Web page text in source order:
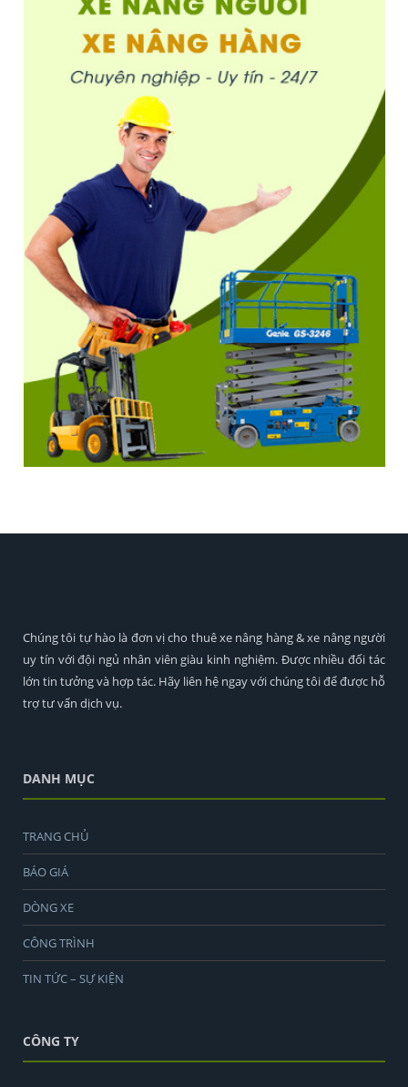
Chúng tôi tự hào là đơn vị cho thuê xe nâng hàng & xe nâng người
uy tín với đội ngủ nhân viên giàu kinh nghiệm. Được nhiều đối tác
lớn tin tưởng và hợp tác. Hãy liên hệ ngay với chúng tôi để được hỗ
trợ tư vấn dịch vụ.
DANH MỤC
TRANG CHỦ
BÁO GIÁ
DÒNG XE
CÔNG TRÌNH
TIN TỨC – SỰ KIỆN
CÔNG TY